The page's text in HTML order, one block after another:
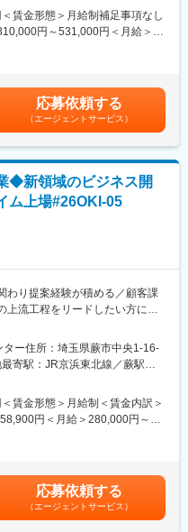
従事者の負担軽減に大きく貢献
か試行錯誤する面白さがありま
を把握し、最適なソリューショ
す。※SW/HW/システム全般をご
ッティング、設置展開）
M365）やネットワーク関連の
修理・トラブル復旧）
揮し、スピード感ある課題解決
を意識したソリューション提
の研修を実施した後に、当ポジ
します。
などが中心です。
サポートに至るまで、全て自
える、それがDynabookの強みで
ロジー、セルフ交換バッテリー
賃金形態＞月給制補足事項なし
円～531,000円＜月給＞
下する可能性があります。月給
。
応募依頼する
（エージェントサービス）
◆新領域のビジネス開
ム上場#26OKI-05
わり提案経験が積める／顧客課
流工程をリードしたい方にオ
スに貢献】
。顧客ニーズの収集・分析やベ
人材を増員します。
を担当します。営業メンバーと
ク構成や運用上の課題をヒアリ
向把握や要因分析を行い、改善
ター住所：埼玉県蕨市中央1-16-
寄駅：JR京浜東北線／蕨駅受
賃金形態＞月給制＜賃金内訳＞
円＜月給＞280,000円～
に採用内定通知書にてお伝えし
：年2回（6月、12月）賃金はあ
を通じて上下する可能性があり
応募依頼する
（エージェントサービス）